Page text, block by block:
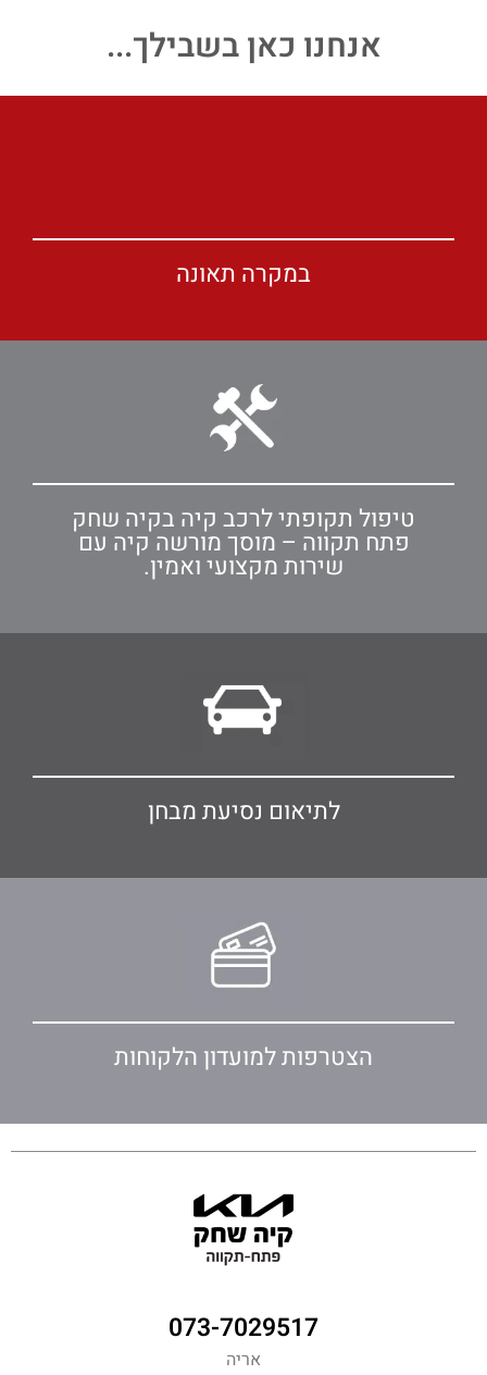
אנחנו כאן בשבילך...
במקרה תאונה
טיפול תקופתי לרכב קיה בקיה שחק
פתח תקווה – מוסך מורשה קיה עם
שירות מקצועי ואמין.
לתיאום נסיעת מבחן
הצטרפות למועדון הלקוחות
073-7029517
אריה